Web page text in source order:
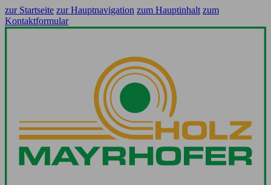
zur Startseite zur Hauptnavigation zum Hauptinhalt zum
Kontaktformular